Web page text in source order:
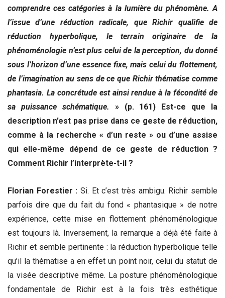
comprendre ces catégories à la lumière du phénomène. A
l’issue d’une réduction radicale, que Richir qualifie de
réduction hyperbolique, le terrain originaire de la
phénoménologie n’est plus celui de la perception, du donné
sous l’horizon d’une essence fixe, mais celui du flottement,
de l’imagination au sens de ce que Richir thématise comme
phantasia. La concrétude est ainsi rendue à la fécondité de
sa puissance schématique. » (p. 161) Est-ce que la
description n’est pas prise dans ce geste de réduction,
comme à la recherche « d’un reste » ou d’une assise
qui elle-même dépend de ce geste de réduction ?
Comment Richir l’interprète-t-il ?
Florian Forestier : Si. Et c’est très ambigu. Richir semble
parfois dire que du fait du fond « phantasique » de notre
expérience, cette mise en flottement phénoménologique
est toujours là. Inversement, la remarque a déjà été faite à
Richir et semble pertinente : la réduction hyperbolique telle
qu’il la thématise a en effet un point noir, celui du statut de
la visée descriptive même. La posture phénoménologique
fondamentale de Richir est à la fois très esthétique